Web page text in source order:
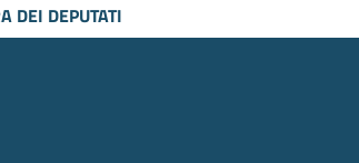
DEI DEPUTATI